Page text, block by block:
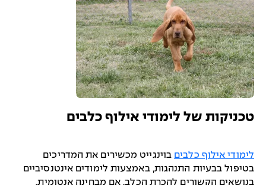
טכניקות של לימודי אילוף כלבים
לימודי אילוף כלבים בוינגייט מכשירים את המדריכים
בטיפול בבעיות התנהגות, באמצעות לימודים אינטנסיביים
בנושאים הקשורים להכרת הכלב, אם מבחינה אנטומית,